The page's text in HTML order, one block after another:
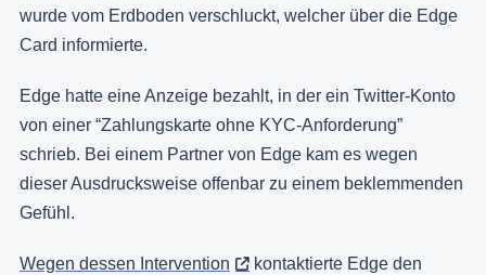
wurde vom Erdboden verschluckt, welcher über die Edge
Card informierte.
Edge hatte eine Anzeige bezahlt, in der ein Twitter-Konto
von einer “Zahlungskarte ohne KYC-Anforderung”
schrieb. Bei einem Partner von Edge kam es wegen
dieser Ausdrucksweise offenbar zu einem beklemmenden
Gefühl.
Wegen dessen Intervention
kontaktierte Edge den